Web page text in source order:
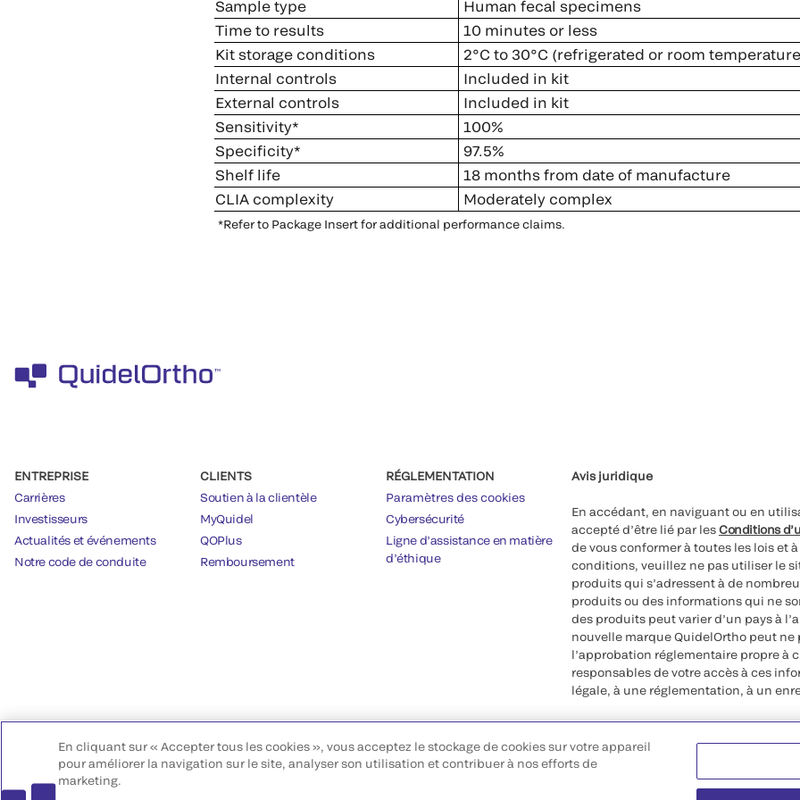
Sample type
Human fecal specimens
Time to results
10 minutes or less
Kit storage conditions
2°C to 30°C (refrigerated or room
Internal controls
Included in kit
External controls
Included in kit
Sensitivity*
100%
Specificity*
97.5%
Shelf life
18 months from date of manufacture
CLIA complexity
Moderately complex
*Refer to Package Insert for additional performance claims.
ENTREPRISE
Carrières
Investisseurs
Actualités et événements
Notre code de conduite
CLIENTS
Soutien à la clientèle
MyQuidel
QOPlus
Remboursement
RÉGLEMENTATION
Paramètres des cookies
Cybersécurité
Ligne d’assistance en matière
d’éthique
Avis juridique
En accédant, en naviguant ou en
accepté d’être lié par lesConditions
de vous conformer à toutes les lois et
conditions, veuillez ne pas utiliser le
produits qui s’adressent à de
produits ou des informations qui ne
des produits peut varier d’un pays à
nouvelle marque QuidelOrtho peut ne
l’approbation réglementaire propre à
responsables de votre accès à ces
légale, à une réglementation, à un
©2026 QuidelOrtho Corporation. Tous
QuidelOrtho Corporation
9975 Summers Ridge Road, San
En cliquant sur « Accepter tous les cookies », vous acceptez le stockage de cookies sur votre appareil
pour améliorer la navigation sur le site, analyser son utilisation et contribuer à nos efforts de
marketing.